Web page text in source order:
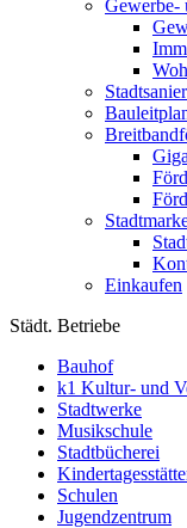
Gewerbe-
Einkaufen
Städt. Betriebe
Bauhof
k1 Kultur- und
Stadtwerke
Musikschule
Stadtbücherei
Schulen
Jugendzentrum